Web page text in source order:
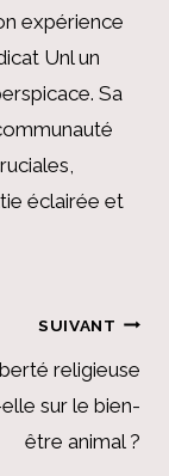
expérience
Unl un
Sa
éclairée et
SUIVANT
religieuse
sur le bien-
être animal ?